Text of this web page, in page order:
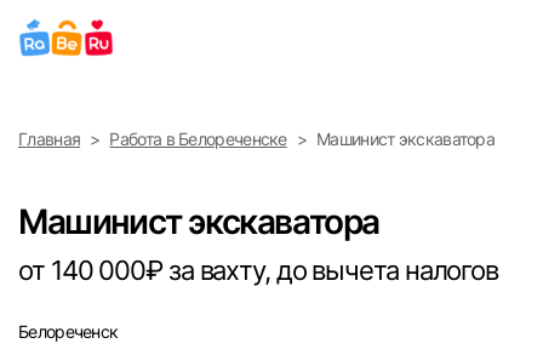
Выберите город
Санкт-Петербург
Ижевск
Главная Работа в Белореченске Машинист экскаватора
Машинист экскаватора
от 140 000₽ за вахту, до вычета налогов
Белореченск